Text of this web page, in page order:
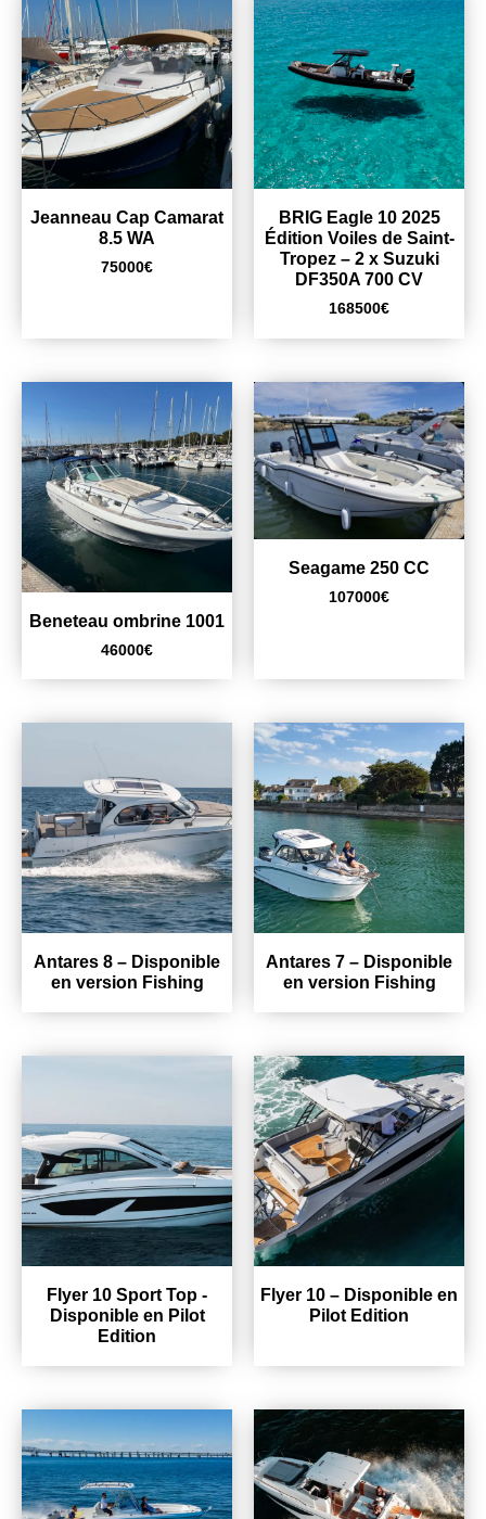
Jeanneau Cap Camarat
8.5 WA
75000€
BRIG Eagle 10 2025
Édition Voiles de Saint-
Tropez – 2 x Suzuki
DF350A 700 CV
168500€
Beneteau ombrine 1001
46000€
Seagame 250 CC
107000€
Antares 8 – Disponible
en version Fishing
Antares 7 – Disponible
en version Fishing
Flyer 10 Sport Top -
Disponible en Pilot
Edition
Flyer 10 – Disponible en
Pilot Edition